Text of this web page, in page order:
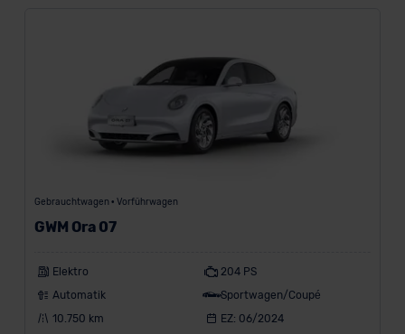
Gebrauchtwagen • Vorführwagen
GWM Ora 07
Elektro
204 PS
Automatik
Sportwagen/Coupé
10.750 km
EZ: 06/2024